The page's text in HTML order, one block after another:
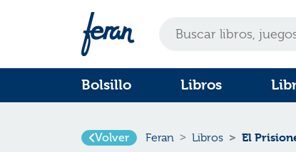
Bolsillo Libros
Volver Feran Libros El